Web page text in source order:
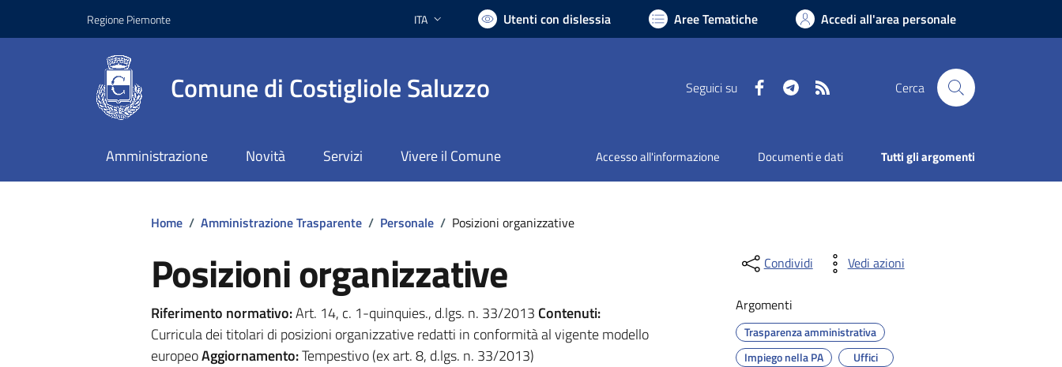
Regione Piemonte Lingua attiva:
ITA Utenti con dislessia Aree Tematiche Accedi all'area personale
Comune di Costigliole Saluzzo Seguici su FacebookTelegram Cerca
Amministrazione Novità Servizi Vivere il Comune Accesso all'informazione Documenti e dati Tutti gli argomenti
Home / Amministrazione Trasparente / Personale / Posizioni organizzative
Posizioni organizzative
Riferimento normativo:Art. 14, c. 1-quinquies., d.lgs. n. 33/2013 Contenuti:
Curricula dei titolari di posizioni organizzative redatti in conformità al vigente modello
europeoAggiornamento:Tempestivo (ex art. 8, d.lgs. n. 33/2013)
Condividi Vedi azioni
Argomenti
Trasparenza amministrativa
Impiego nella PA
Uffici